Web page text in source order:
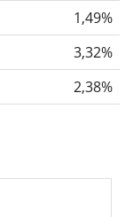
1,49%
3,32%
2,38%